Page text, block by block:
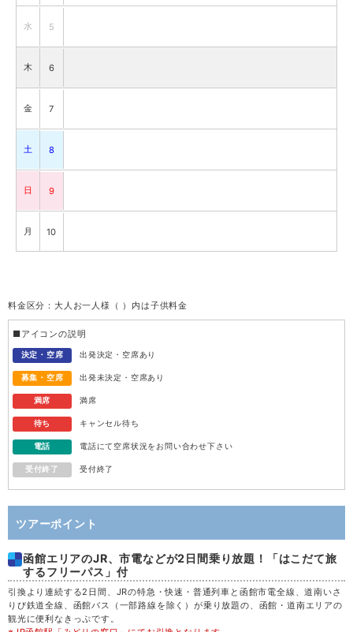
水 5
木 6
金 7
土 8
日 9
月 10
12
木 13
金 14
日 16
月 17
火 18
水 19
料金区分：大人お一人様（ ）内は子供料金
■アイコンの説明
決定・空席 出発決定・空席あり
募集・空席 出発未決定・空席あり
満席 満席
待ち キャンセル待ち
電話 電話にて空席状況をお問い合わせ下さい
受付終了 受付終了
ツアーポイント
函館エリアのJR、市電などが2日間乗り放題！「はこだて旅
するフリーパス」付
引換より連続する2日間、JRの特急・快速・普通列車と函館市電全線、道南いさ
りび鉄道全線、函館バス（一部路線を除く）が乗り放題の、函館・道南エリアの
観光に便利なきっぷです。